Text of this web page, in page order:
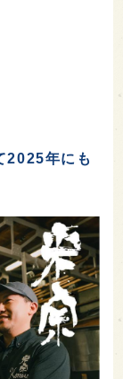
2025年にも